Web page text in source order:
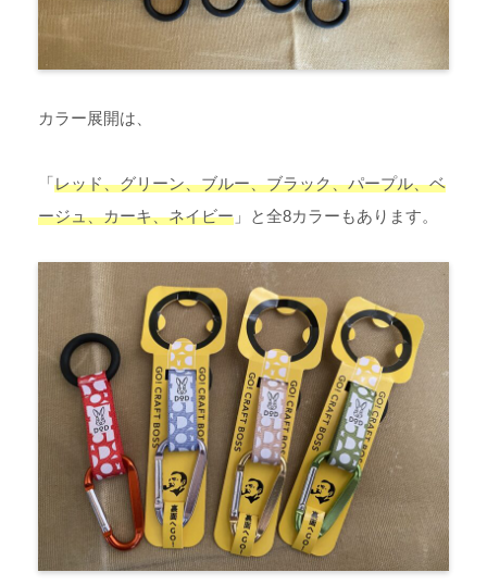
カラー展開は、
「レッド、グリーン、ブルー、ブラック、パープル、ベ
ージュ、カーキ、ネイビー 」と全8カラーもあります。